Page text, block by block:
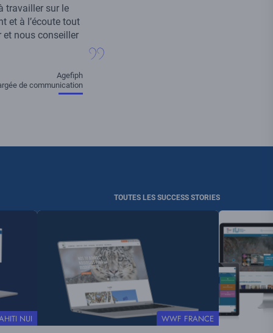
travailler sur le
et à l’écoute tout
et nous conseiller
Agefiph
de communication
TOUTES LES SUCCESS STORIES
NUI
Visuel
RÉFÉRENCE
CLIENT
WWF FRANCE
Visuel
principal